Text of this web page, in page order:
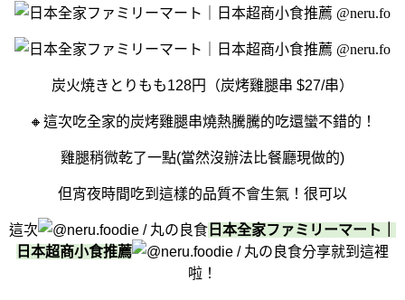
炭火焼きとりもも128円（炭烤雞腿串 $27/串）
🔸這次吃全家的炭烤雞腿串燒熱騰騰的吃還蠻不錯的！
雞腿稍微乾了一點(當然沒辦法比餐廳現做的)
但宵夜時間吃到這樣的品質不會生氣！很可以
這次
日本全家ファミリーマート｜
日本超商小食推薦
分享就到這裡
啦！